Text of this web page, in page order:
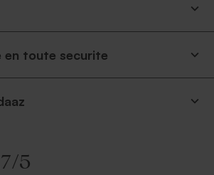
en toute securite
/5